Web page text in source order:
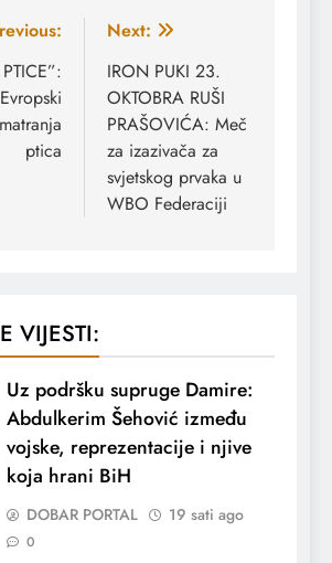
ptica
Next:
IRON PUKI 23.
OKTOBRA RUŠI
PRAŠOVIĆA: Meč
za izazivača za
svjetskog prvaka u
WBO Federaciji
VIJESTI:
Uz podršku supruge Damire:
Abdulkerim Šehović između
vojske, reprezentacije i njive
koja hrani BiH
DOBAR PORTAL 19 sati ago
0